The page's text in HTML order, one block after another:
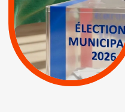
APPELS | Actus |
Espaces Sans
Apartheid
| Lettres d'interpellation
Pétitions